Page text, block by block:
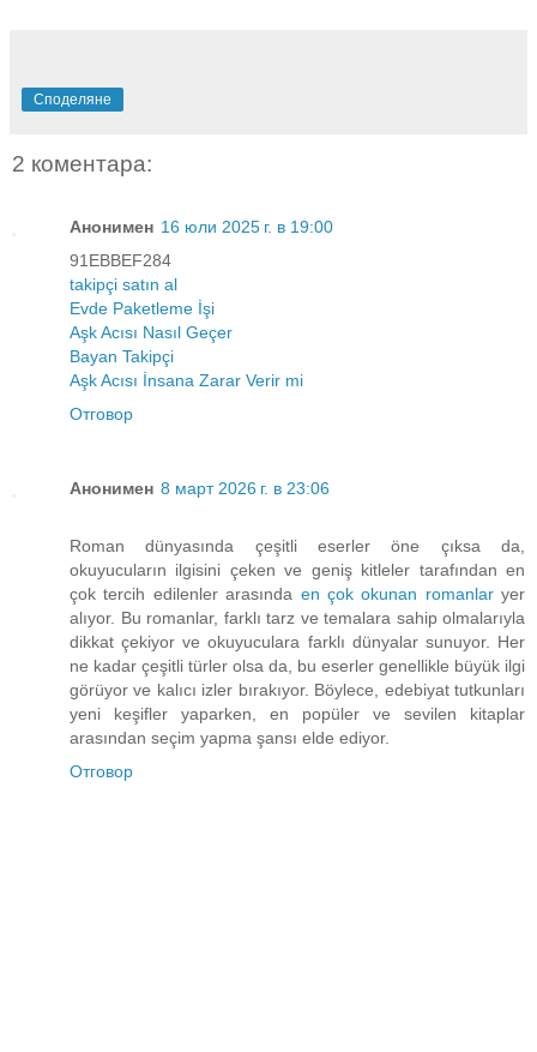
Споделяне
2 коментара:
Анонимен 16 юли 2025 г. в 19:00
91EBBEF284
takipçi satın al
Evde Paketleme İşi
Aşk Acısı Nasıl Geçer
Bayan Takipçi
Aşk Acısı İnsana Zarar Verir mi
Отговор
Анонимен 8 март 2026 г. в 23:06
Roman dünyasında çeşitli eserler öne çıksa da,
okuyucuların ilgisini çeken ve geniş kitleler tarafından en
çok tercih edilenler arasında en çok okunan romanlaryer
alıyor. Bu romanlar, farklı tarz ve temalara sahip olmalarıyla
dikkat çekiyor ve okuyuculara farklı dünyalar sunuyor. Her
ne kadar çeşitli türler olsa da, bu eserler genellikle büyük ilgi
görüyor ve kalıcı izler bırakıyor. Böylece, edebiyat tutkunları
yeni keşifler yaparken, en popüler ve sevilen kitaplar
arasından seçim yapma şansı elde ediyor.
Отговор